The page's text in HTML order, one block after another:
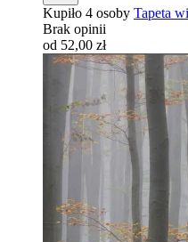
Kupiło 4 osoby Tapeta
Brak opinii
od 52,00 zł